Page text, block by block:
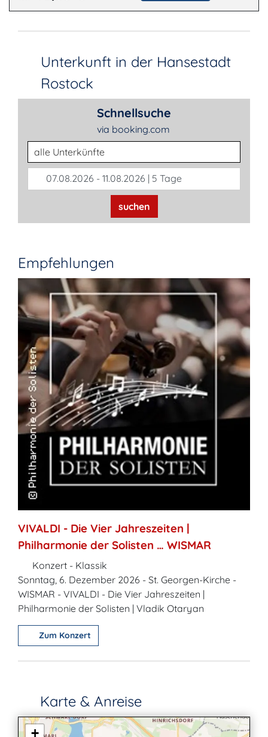
Unterkunft in der Hansestadt
Rostock
Schnellsuche
via booking.com
Unterkunftsart
07.08.2026 - 11.08.2026 | 5 Tage
suchen
Empfehlungen
VIVALDI - Die Vier Jahreszeiten |
Philharmonie der Solisten … WISMAR
Konzert - Klassik
Sonntag, 6. Dezember 2026 - St. Georgen-Kirche -
WISMAR - VIVALDI - Die Vier Jahreszeiten |
Philharmonie der Solisten | Vladik Otaryan
Zum Konzert
Karte & Anreise
+